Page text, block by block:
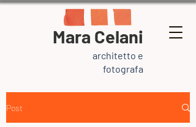
Mara Celani
architetto e
fotografa
Post